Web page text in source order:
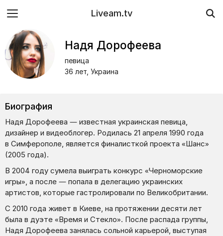
Liveam.tv
Надя Дорофеева
певица
36 лет, Украина
Биография
Надя Дорофеева — известная украинская певица,
дизайнер и видеоблогер. Родилась 21 апреля 1990 года
в Симферополе, является финалисткой проекта «Шанс»
(2005 года).
В 2004 году сумела выиграть конкурс «Черноморские
игры», а после — попала в делегацию украинских
артистов, которые гастролировали по Великобритании.
С 2010 года живет в Киеве, на протяжении десяти лет
была в дуэте «Время и Стекло». После распада группы,
Надя Дорофеева занялась сольной карьерой, выступая